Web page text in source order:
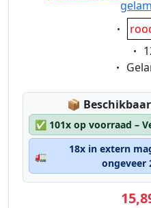
📦 Lagerstatus:
✅ 101x op voorraad –
🚛
18x in extern
ongeveer